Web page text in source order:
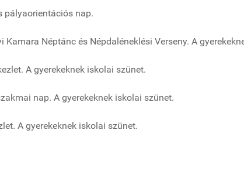
pályaorientációs nap.
Néptánc és Népdaléneklési Verseny. A
A gyerekeknek iskolai szünet.
nap. A gyerekeknek iskolai szünet.
A gyerekeknek iskolai szünet.